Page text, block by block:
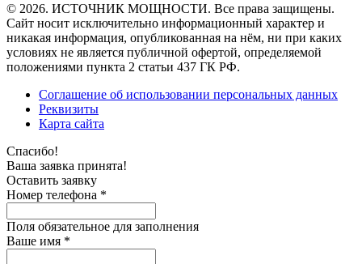
© 2026. ИСТОЧНИК МОЩНОСТИ. Все права защищены.
Сайт носит исключительно информационный характер и
никакая информация, опубликованная на нём, ни при каких
условиях не является публичной офертой, определяемой
положениями пункта 2 статьи 437 ГК РФ.
Соглашение об использовании персональных данных
Реквизиты
Карта сайта
Спасибо!
Ваша заявка принята!
Оставить заявку
Номер телефона *
Поля обязательное для заполнения
Ваше имя *